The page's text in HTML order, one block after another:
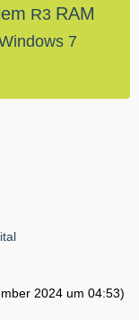
R3 RAM
7
2024 um 04:53)